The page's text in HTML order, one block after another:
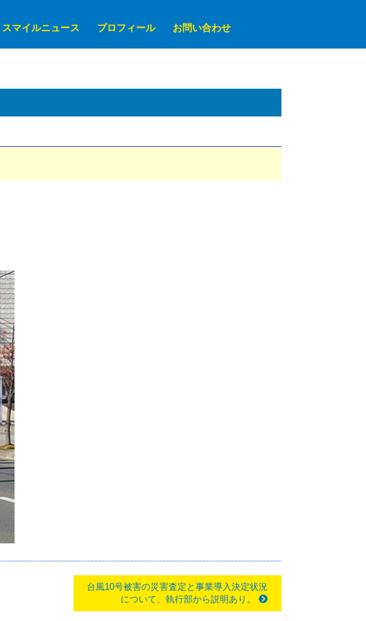
スマイルニュース プロフィール お問い合わせ
台風10号被害の災害査定と事業導入決定状況
について、執行部から説明あり。